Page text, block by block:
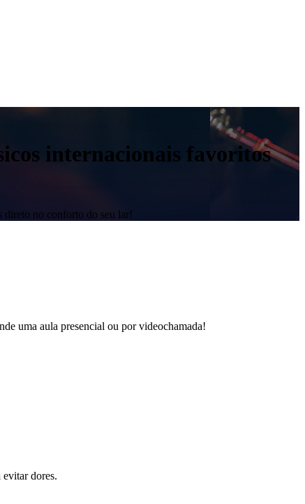
internacionais favoritos
direto no conforto do seu lar!
uma aula presencial ou por videochamada!
dores.